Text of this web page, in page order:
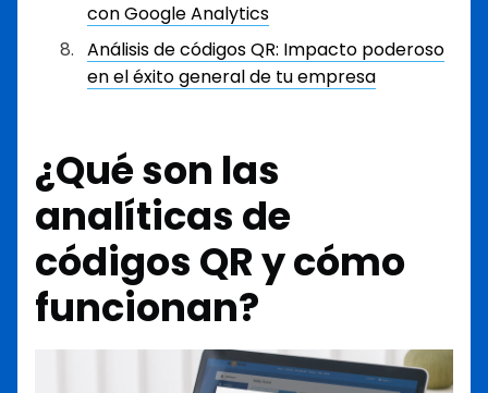
con Google Analytics
Análisis de códigos QR: Impacto poderoso
en el éxito general de tu empresa
¿Qué son las
analíticas de
códigos QR y cómo
funcionan?